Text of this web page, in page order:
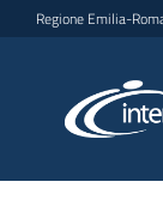
Vai al contenuto
Vai alla navigazione
Vai al footer
Regione Emilia-